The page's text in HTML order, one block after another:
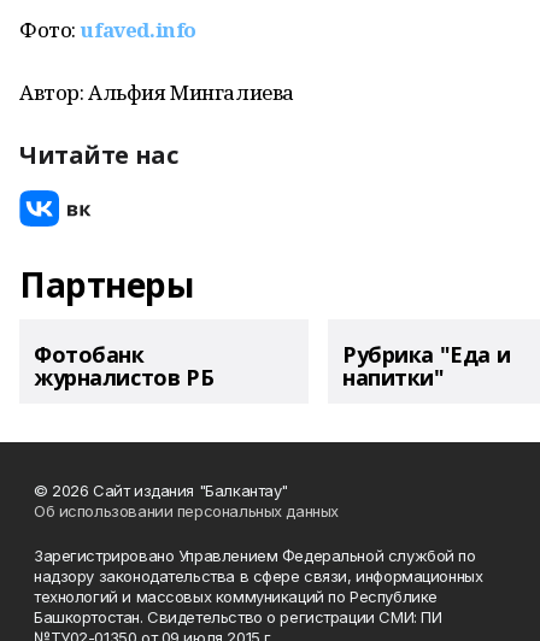
Фото:ufaved.info
Автор: Альфия Мингалиева
Читайте нас
Партнеры
Фотобанк
журналистов РБ
Рубрика "Еда и
напитки"
© 2026 Сайт издания "Балкантау"
Об использовании персональных данных
Зарегистрировано Управлением Федеральной службой по
надзору законодательства в сфере связи, информационных
технологий и массовых коммуникаций по Республике
Башкортостан. Свидетельство о регистрации СМИ: ПИ